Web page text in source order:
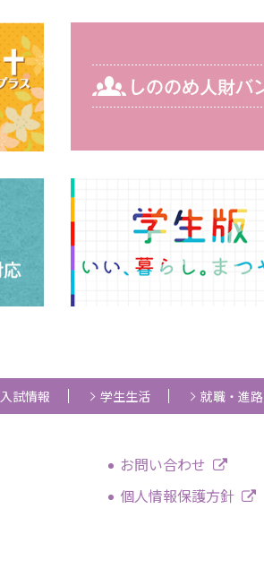
入試情報 学生生活 就職・進路
お問い合わせ
個人情報保護方針